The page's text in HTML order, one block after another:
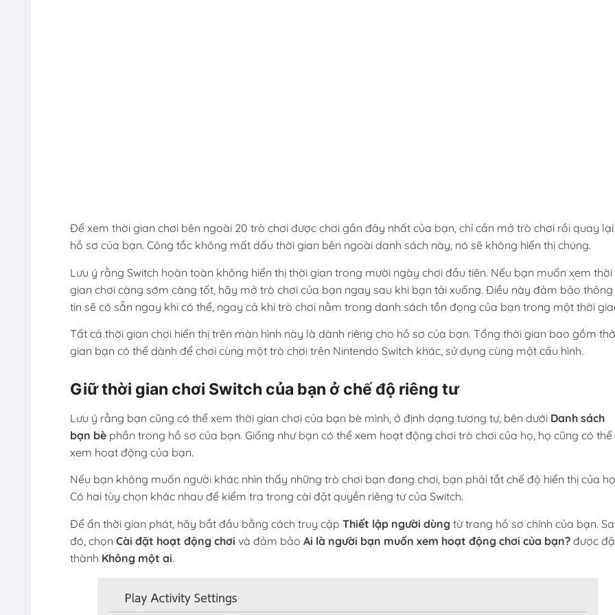
Để xem thời gian chơi bên ngoài 20 trò chơi được chơi gần đây nhất của bạn, chỉ cần mở trò chơi rồi quay lại
hồ sơ của bạn. Công tắc không mất dấu thời gian bên ngoài danh sách này, nó sẽ không hiển thị chúng.
Lưu ý rằng Switch hoàn toàn không hiển thị thời gian trong mười ngày chơi đầu tiên. Nếu bạn muốn xem thời
gian chơi càng sớm càng tốt, hãy mở trò chơi của bạn ngay sau khi bạn tải xuống. Điều này đảm bảo thông
tin sẽ có sẵn ngay khi có thể, ngay cả khi trò chơi nằm trong danh sách tồn đọng của bạn trong một thời
Tất cả thời gian chơi hiển thị trên màn hình này là dành riêng cho hồ sơ của bạn. Tổng thời gian bao gồm
gian bạn có thể dành để chơi cùng một trò chơi trên Nintendo Switch khác, sử dụng cùng một cấu hình.
Giữ thời gian chơi Switch của bạn ở chế độ riêng tư
Lưu ý rằng bạn cũng có thể xem thời gian chơi của bạn bè mình, ở định dạng tương tự, bên dưới Danh sách
bạn bèphần trong hồ sơ của bạn. Giống như bạn có thể xem hoạt động chơi trò chơi của họ, họ cũng có thể
xem hoạt động của bạn.
Nếu bạn không muốn người khác nhìn thấy những trò chơi bạn đang chơi, bạn phải tắt chế độ hiển thị của
Có hai tùy chọn khác nhau để kiểm tra trong cài đặt quyền riêng tư của Switch.
Để ẩn thời gian phát, hãy bắt đầu bằng cách truy cập Thiết lập người dùng từ trang hồ sơ chính của bạn.
đó, chọn Cài đặt hoạt động chơi và đảm bảo Ai là người bạn muốn xem hoạt động chơi của bạn?được
thành Không một ai.